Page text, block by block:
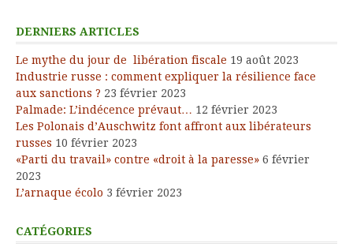
DERNIERS ARTICLES
Le mythe du jour de libération fiscale 19 août 2023
Industrie russe : comment expliquer la résilience face
aux sanctions ? 23 février 2023
Palmade: L’indécence prévaut… 12 février 2023
Les Polonais d’Auschwitz font affront aux libérateurs
russes 10 février 2023
«Parti du travail» contre «droit à la paresse» 6 février
2023
L’arnaque écolo 3 février 2023
CATÉGORIES